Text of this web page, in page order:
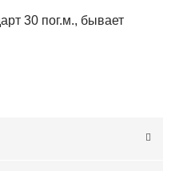
30 пог.м., бывает